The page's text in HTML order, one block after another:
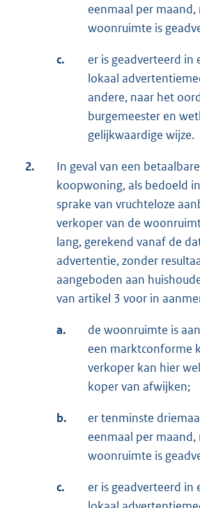
eenmaal per maand,
woonruimte is
c.
er is geadverteerd in
lokaal
andere, naar het
burgemeester en
gelijkwaardige wijze.
2.
In geval van een
koopwoning, als bedoeld
sprake van vruchteloze
verkoper van de
lang, gerekend vanaf de
advertentie, zonder
aangeboden aan
van artikel 3 voor in
a.
de woonruimte is
een marktconforme
verkoper kan hier
koper van afwijken;
b.
er tenminste
eenmaal per maand,
woonruimte is
c.
er is geadverteerd in